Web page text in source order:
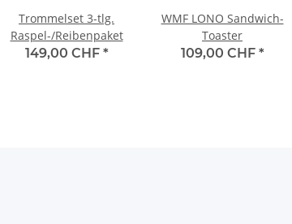
Trommelset 3-tlg.
Raspel-/Reibenpaket
149,00 CHF *
WMF LONO Sandwich-
Toaster
109,00 CHF *